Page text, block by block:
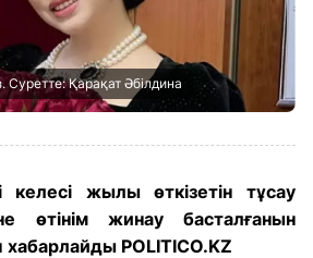
Қарақат Әбілдина
жылы өткізетін тұсау
өтінім жинау басталғанын
хабарлайды POLITICO.KZ